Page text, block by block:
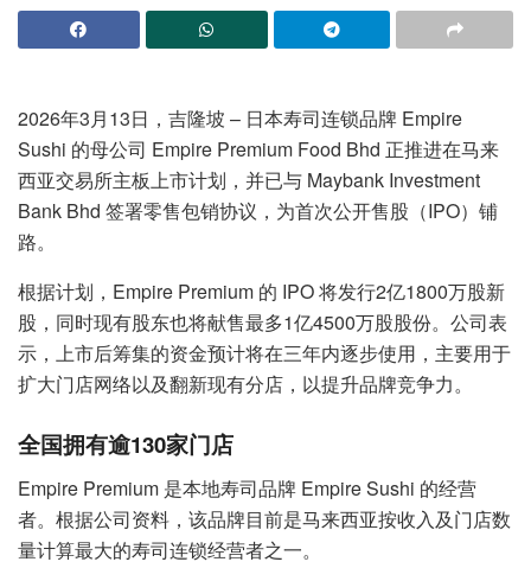
2026年3月13日，吉隆坡 – 日本寿司连锁品牌 Empire
Sushi 的母公司 Empire Premium Food Bhd 正推进在马来
西亚交易所主板上市计划，并已与 Maybank Investment
Bank Bhd 签署零售包销协议，为首次公开售股（IPO）铺
路。
根据计划，Empire Premium 的 IPO 将发行2亿1800万股新
股，同时现有股东也将献售最多1亿4500万股股份。公司表
示，上市后筹集的资金预计将在三年内逐步使用，主要用于
扩大门店网络以及翻新现有分店，以提升品牌竞争力。
全国拥有逾130家门店
Empire Premium 是本地寿司品牌 Empire Sushi 的经营
者。根据公司资料，该品牌目前是马来西亚按收入及门店数
量计算最大的寿司连锁经营者之一。